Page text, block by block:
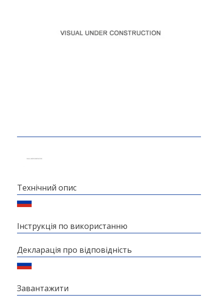
Технічний опис
Інструкція по використанню
Декларація про відповідність
Завантажити